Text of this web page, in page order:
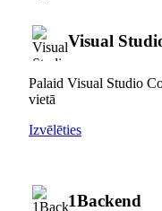
Visual
Palaid Visual Studio
vietā
Izvēlēties
1Backend